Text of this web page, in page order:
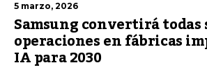
5 marzo, 2026
Samsung convertirá todas
operaciones en fábricas
IA para 2030